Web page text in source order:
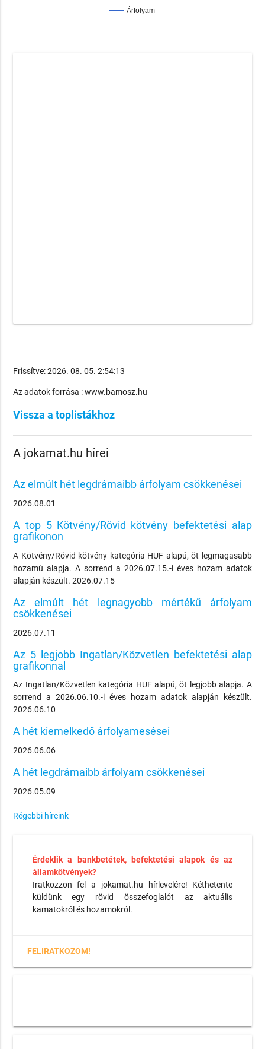
Árfolyam
Frissítve: 2026. 08. 05. 2:54:13
Az adatok forrása : www.bamosz.hu
Vissza a toplistákhoz
A jokamat.hu hírei
Az elmúlt hét legdrámaibb árfolyam csökkenései
2026.08.01
A top 5 Kötvény/Rövid kötvény befektetési alap
grafikonon
A Kötvény/Rövid kötvény kategória HUF alapú, öt legmagasabb
hozamú alapja. A sorrend a 2026.07.15.-i éves hozam adatok
alapján készült. 2026.07.15
Az elmúlt hét legnagyobb mértékű árfolyam
csökkenései
2026.07.11
Az 5 legjobb Ingatlan/Közvetlen befektetési alap
grafikonnal
Az Ingatlan/Közvetlen kategória HUF alapú, öt legjobb alapja. A
sorrend a 2026.06.10.-i éves hozam adatok alapján készült.
2026.06.10
A hét kiemelkedő árfolyamesései
2026.06.06
A hét legdrámaibb árfolyam csökkenései
2026.05.09
Régebbi híreink
Érdeklik a bankbetétek, befektetési alapok és az
államkötvények?
Iratkozzon fel a jokamat.hu hírlevelére! Kéthetente
küldünk egy rövid összefoglalót az aktuális
kamatokról és hozamokról.
FELIRATKOZOM!